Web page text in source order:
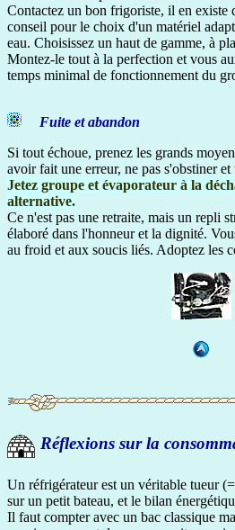
Contactez un bon frigoriste, il en existe
conseil pour le choix d'un matériel
eau. Choisissez un haut de gamme, à
Montez-le tout à la perfection et vous
temps minimal de fonctionnement du
Fuite et abandon
Si tout échoue, prenez les grands
avoir fait une erreur, ne pas s'obstiner
Jetez groupe et évaporateur à la
alternative.
Ce n'est pas une retraite, mais un repli
élaboré dans l'honneur et la dignité.
au froid et aux soucis liés. Adoptez les
Réflexions sur la
Un réfrigérateur est un véritable tueur
sur un petit bateau, et le bilan
Il faut compter avec un bac classique